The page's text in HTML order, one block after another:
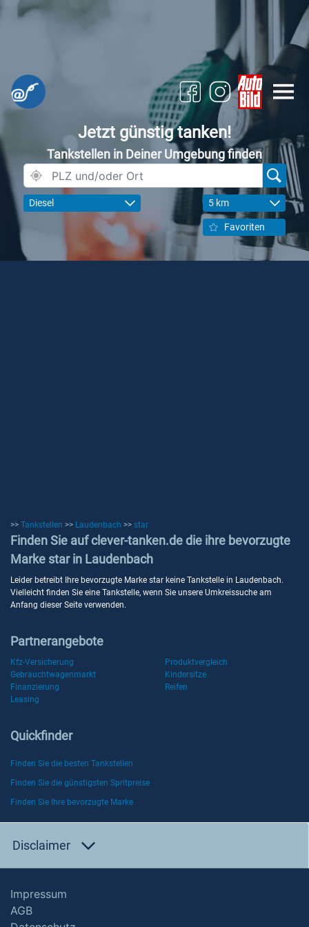
Jetzt günstig tanken!
Tankstellen in Deiner Umgebung finden
Diesel 5 km
Favoriten
>> Tankstellen >> Laudenbach >> star
Finden Sie auf clever-tanken.de die ihre bevorzugte
Marke star in Laudenbach
Leider betreibt Ihre bevorzugte Marke star keine Tankstelle in Laudenbach.
Vielleicht finden Sie eine Tankstelle, wenn Sie unsere Umkreissuche am
Anfang dieser Seite verwenden.
Partnerangebote
Kfz-Versicherung
Produktvergleich
Gebrauchtwagenmarkt
Kindersitze
Finanzierung
Reifen
Leasing
Quickfinder
Finden Sie die besten Tankstellen
Finden Sie die günstigsten Spritpreise
Finden Sie Ihre bevorzugte Marke
Disclaimer
Impressum
AGB